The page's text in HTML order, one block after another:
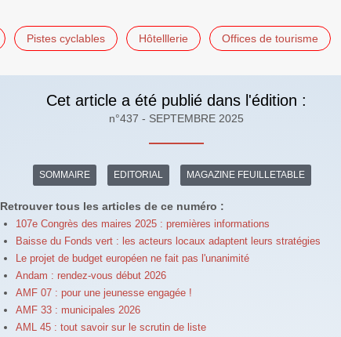
Pistes cyclables Hôtelllerie Offices de tourisme
Cet article a été publié dans l'édition :
n°437 - SEPTEMBRE 2025
SOMMAIRE EDITORIAL MAGAZINE FEUILLETABLE
Retrouver tous les articles de ce numéro :
107e Congrès des maires 2025 : premières informations
Baisse du Fonds vert : les acteurs locaux adaptent leurs stratégies
Le projet de budget européen ne fait pas l'unanimité
Andam : rendez-vous début 2026
AMF 07 : pour une jeunesse engagée !
AMF 33 : municipales 2026
AML 45 : tout savoir sur le scrutin de liste